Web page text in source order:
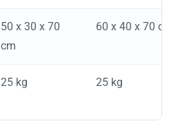
50 x 30 x 70
cm
60 x 40 x 70 cm
25 kg 25 kg